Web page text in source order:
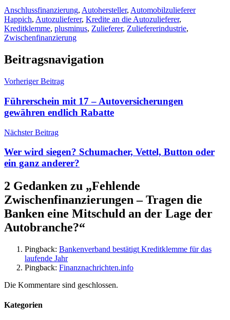
Anschlussfinanzierung, Autohersteller, Automobilzulieferer
Happich, Autozulieferer, Kredite an die Autozulieferer,
Kreditklemme, plusminus, Zulieferer, Zuliefererindustrie,
Zwischenfinanzierung
Beitragsnavigation
Vorheriger Beitrag
Führerschein mit 17 – Autoversicherungen
gewähren endlich Rabatte
Nächster Beitrag
Wer wird siegen? Schumacher, Vettel, Button oder
ein ganz anderer?
2 Gedanken zu „Fehlende
Zwischenfinanzierungen – Tragen die
Banken eine Mitschuld an der Lage der
Autobranche?“
Pingback: Bankenverband bestätigt Kreditklemme für das
laufende Jahr
Pingback: Finanznachrichten.info
Die Kommentare sind geschlossen.
Kategorien